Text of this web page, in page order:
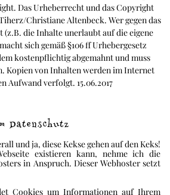
Das Urheberrecht und das Copyright
Christiane Altenbeck. Wer gegen das
die Inhalte unerlaubt auf die eigene
sich gemäß §106 ff Urhebergesetz
kostenpflichtig abgemahnt und muss
Kopien von Inhalten werden im Internet
Aufwand verfolgt. 15.06.2017
Datenschutz
und ja, diese Kekse gehen auf den Keks!
existieren kann, nehme ich die
in Anspruch. Dieser Webhoster setzt
Cookies um Informationen auf Ihrem